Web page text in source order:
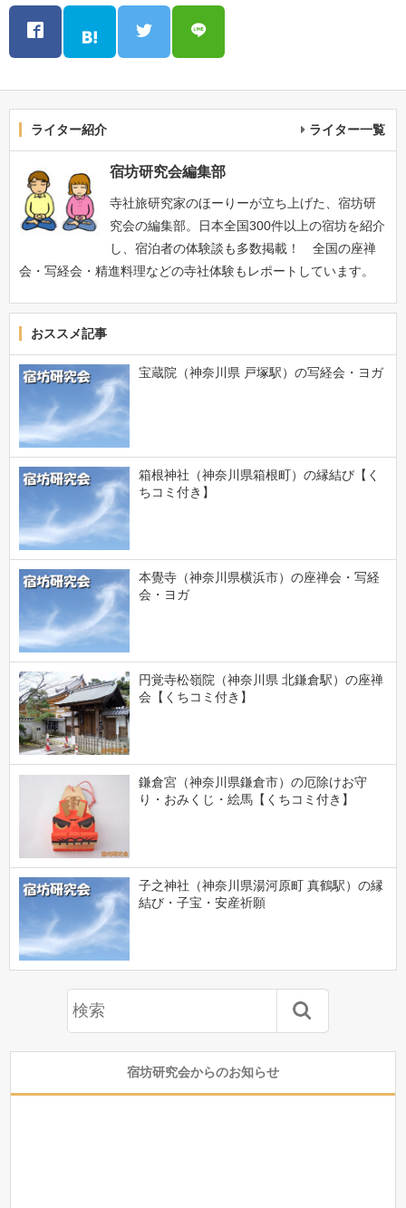
ライター紹介 ライター一覧
宿坊研究会編集部
寺社旅研究家のほーりーが立ち上げた、宿坊研
究会の編集部。日本全国300件以上の宿坊を紹介
し、宿泊者の体験談も多数掲載！ 全国の座禅
会・写経会・精進料理などの寺社体験もレポートしています。
おススメ記事
宝蔵院（神奈川県 戸塚駅）の写経会・ヨガ
箱根神社（神奈川県箱根町）の縁結び【く
ちコミ付き】
本覺寺（神奈川県横浜市）の座禅会・写経
会・ヨガ
円覚寺松嶺院（神奈川県 北鎌倉駅）の座禅
会【くちコミ付き】
鎌倉宮（神奈川県鎌倉市）の厄除けお守
り・おみくじ・絵馬【くちコミ付き】
子之神社（神奈川県湯河原町 真鶴駅）の縁
結び・子宝・安産祈願
宿坊研究会からのお知らせ